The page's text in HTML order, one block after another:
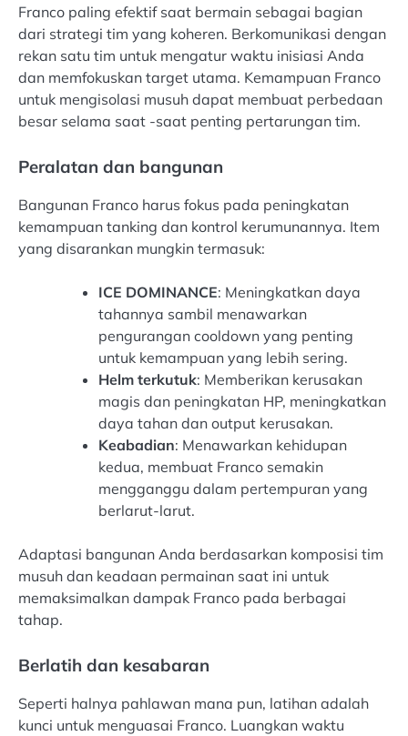
Franco paling efektif saat bermain sebagai bagian
dari strategi tim yang koheren. Berkomunikasi dengan
rekan satu tim untuk mengatur waktu inisiasi Anda
dan memfokuskan target utama. Kemampuan Franco
untuk mengisolasi musuh dapat membuat perbedaan
besar selama saat -saat penting pertarungan tim.
Peralatan dan bangunan
Bangunan Franco harus fokus pada peningkatan
kemampuan tanking dan kontrol kerumunannya. Item
yang disarankan mungkin termasuk:
ICE DOMINANCE: Meningkatkan daya
tahannya sambil menawarkan
pengurangan cooldown yang penting
untuk kemampuan yang lebih sering.
Helm terkutuk: Memberikan kerusakan
magis dan peningkatan HP, meningkatkan
daya tahan dan output kerusakan.
Keabadian: Menawarkan kehidupan
kedua, membuat Franco semakin
mengganggu dalam pertempuran yang
berlarut-larut.
Adaptasi bangunan Anda berdasarkan komposisi tim
musuh dan keadaan permainan saat ini untuk
memaksimalkan dampak Franco pada berbagai
tahap.
Berlatih dan kesabaran
Seperti halnya pahlawan mana pun, latihan adalah
kunci untuk menguasai Franco. Luangkan waktu